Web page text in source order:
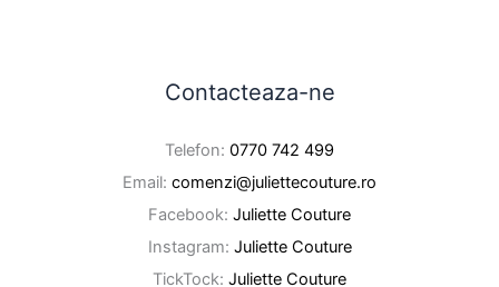
Contacteaza-ne
Telefon: 0770 742 499
Email: comenzi@juliettecouture.ro
Facebook: Juliette Couture
Instagram: Juliette Couture
TickTock: Juliette Couture